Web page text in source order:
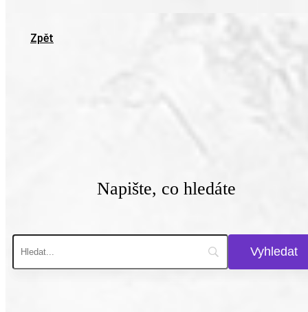
Zpět
Napište, co hledáte